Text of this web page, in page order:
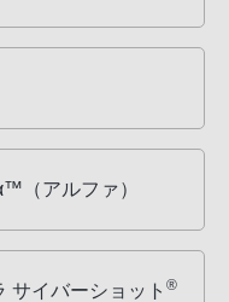
（アルファ）
サイバーショット ®